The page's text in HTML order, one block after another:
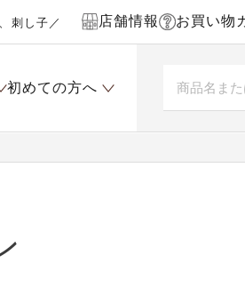
刺し子／ 店舗情報 お買い物
初めての方へ